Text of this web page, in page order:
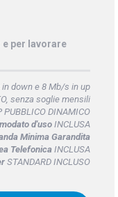
per lavorare
down e 8 Mb/s in up
senza soglie mensili
PUBBLICO DINAMICO
d'uso INCLUSA
Minima Garandita
Telefonica INCLUSA
STANDARD INCLUSO